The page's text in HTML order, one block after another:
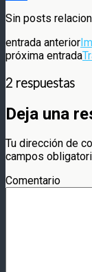
Compartir
Sin posts
entrada anterior
próxima entrada
2 respuestas
Deja una
Tu dirección de
campos
Comentario